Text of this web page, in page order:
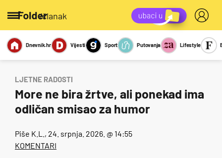
/članak
Miks Kviz
Report
Sexy
Dnevnik.hr Vijesti Sport Putovanja Lifestyle
LJETNE RADOSTI
More ne bira žrtve, ali ponekad ima
odličan smisao za humor
Piše K.L. , 24. srpnja. 2026. @ 14:55
KOMENTARI